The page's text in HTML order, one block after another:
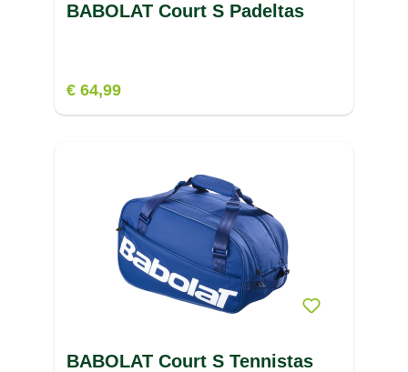
BABOLAT Court S Padeltas
€ 64,99
BABOLAT Court S Tennistas